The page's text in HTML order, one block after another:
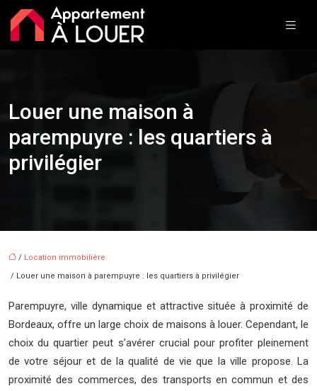
Louer une maison à
parempuyre : les quartiers à
privilégier
/ Location immobilière
/ Louer une maison à parempuyre : les quartiers à privilégier
Parempuyre, ville dynamique et attractive située à proximité de
Bordeaux, offre un large choix de maisons à louer. Cependant, le
choix du quartier peut s’avérer crucial pour profiter pleinement
de votre séjour et de la qualité de vie que la ville propose. La
proximité des commerces, des transports en commun et des